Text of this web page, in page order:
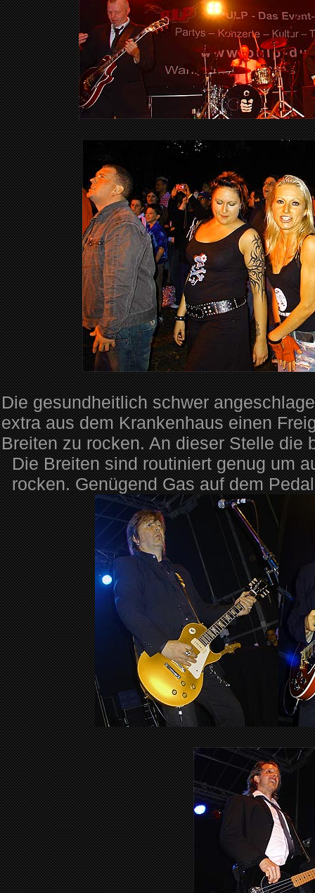
Die gesundheitlich schwer
extra aus dem Krankenhaus einen
Breiten zu rocken. An dieser Stelle die
Die Breiten sind routiniert genug um
rocken. Genügend Gas auf dem